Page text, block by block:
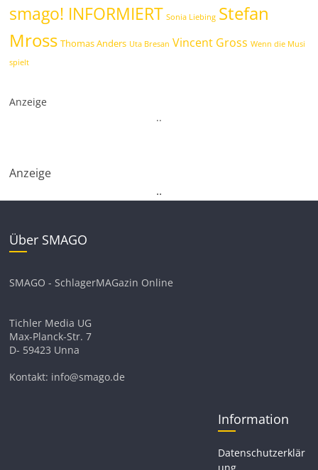
smago! INFORMIERT Sonia Liebing Stefan
Mross Thomas Anders Uta Bresan Vincent Gross Wenn die Musi
spielt
Anzeige
..
Anzeige
..
Über SMAGO
SMAGO - SchlagerMAGazin Online
Tichler Media UG
Max-Planck-Str. 7
D- 59423 Unna
Kontakt: info@smago.de
Information
Datenschutzerklär